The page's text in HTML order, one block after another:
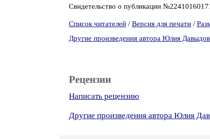
Свидетельство о публикации
Список читателей / Версия для печати /
Другие произведения автора Юлия
Рецензии
Написать рецензию
Другие произведения автора Юлия